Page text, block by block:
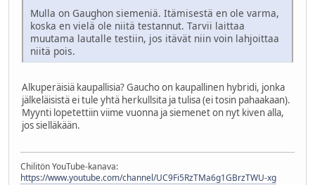
Mulla on Gaughon siemeniä. Itämisestä en ole varma,
koska en vielä ole niitä testannut. Tarvii laittaa
muutama lautalle testiin, jos itävät niin voin lahjoittaa
niitä pois.
Alkuperäisiä kaupallisia? Gaucho on kaupallinen hybridi, jonka
jälkeläisistä ei tule yhtä herkullsita ja tulisa (ei tosin pahaakaan).
Myynti lopetettiin viime vuonna ja siemenet on nyt kiven alla,
jos sielläkään.
Chilitön YouTube-kanava:
https://www.youtube.com/channel/UC9Fi5RzTMa6g1GBrzTWU-xg